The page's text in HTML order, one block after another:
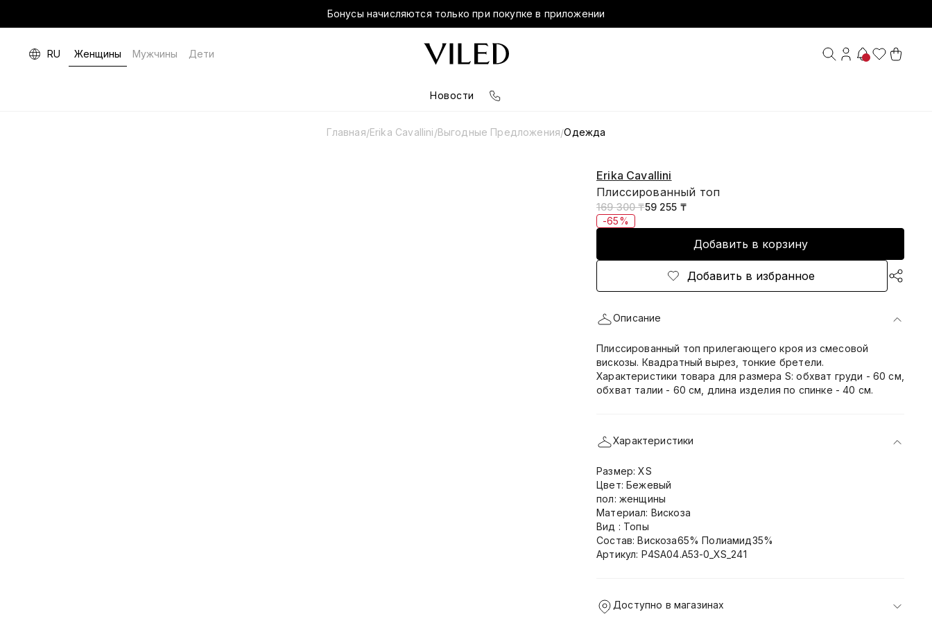
Бонусы начисляются только при покупке в приложении
RU Женщины Мужчины Дети
Новости
Главная/Erika Cavallini/Выгодные Предложения/Одежда
Erika Cavallini
Плиссированный топ
169 300 ₸59 255 ₸
-65%
Добавить в корзину
Добавить в избранное
Описание
Плиссированный топ прилегающего кроя из смесовой
вискозы. Квадратный вырез, тонкие бретели.
Характеристики товара для размера S: обхват груди - 60 см,
обхват талии - 60 см, длина изделия по спинке - 40 см.
Характеристики
Размер: XS
Цвет: Бежевый
пол: женщины
Материал: Вискоза
Вид : Топы
Состав: Вискоза65% Полиамид35%
Артикул: P4SA04.A53-0_XS_241
Доступно в магазинах